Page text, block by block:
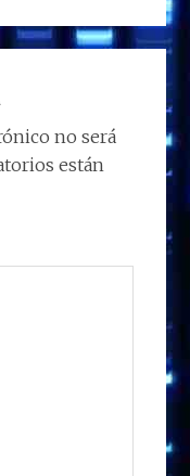
e
g
m
m
p
ti
r
no será
están